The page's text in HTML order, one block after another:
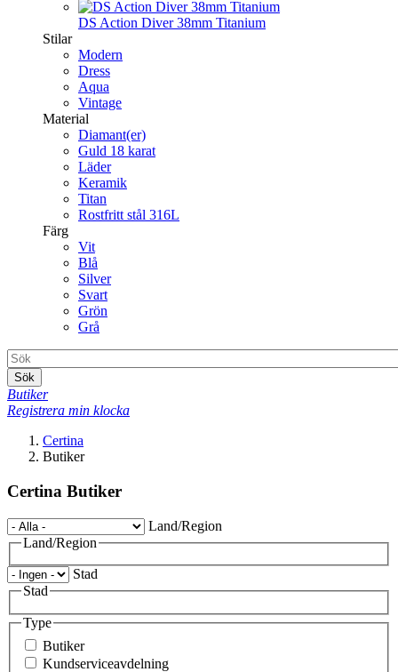
DS Action Diver 38mm Titanium
Stilar
Modern
Dress
Aqua
Vintage
Material
Diamant(er)
Guld 18 karat
Läder
Keramik
Titan
Rostfritt stål 316L
Färg
Vit
Blå
Silver
Svart
Grön
Grå
Sök
Butiker
Registrera min klocka
Certina
Butiker
Certina Butiker
Land/Region
Land/Region
Stad
Stad
Type
Butiker
Kundserviceavdelning